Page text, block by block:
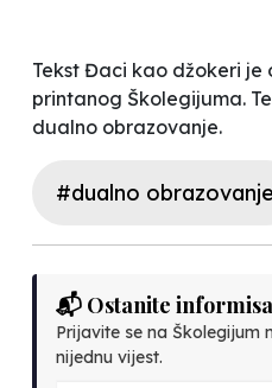
Tekst Đaci kao džokeri je
printanog Školegijuma.
dualno obrazovanje.
#dualno obrazovanje
📬 Ostanite
Prijavite se na Školegijum
nijednu vijest.